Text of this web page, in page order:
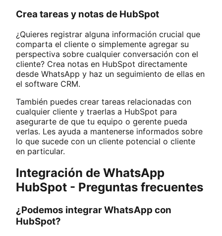
Crea tareas y notas de HubSpot
¿Quieres registrar alguna información crucial que
comparta el cliente o simplemente agregar su
perspectiva sobre cualquier conversación con el
cliente? Crea notas en HubSpot directamente
desde WhatsApp y haz un seguimiento de ellas en
el software CRM.
También puedes crear tareas relacionadas con
cualquier cliente y traerlas a HubSpot para
asegurarte de que tu equipo o gerente pueda
verlas. Les ayuda a mantenerse informados sobre
lo que sucede con un cliente potencial o cliente
en particular.
Integración de WhatsApp
HubSpot - Preguntas frecuentes
¿Podemos integrar WhatsApp con
HubSpot?